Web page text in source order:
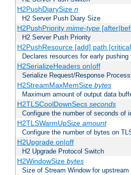
H2PushDiarySize n
H2 Server Push Diary Size
H2PushPriority mime-type
H2 Server Push Priority
H2PushResource [add] path
Declares resources for early
H2SerializeHeaders on|off
Serialize Request/Response
H2StreamMaxMemSize bytes
Maximum amount of output data
H2TLSCoolDownSecs seconds
Configure the number of seconds of
H2TLSWarmUpSize amount
Configure the number of bytes on
H2Upgrade on|off
H2 Upgrade Protocol Switch
H2WindowSize bytes
Size of Stream Window for upstream